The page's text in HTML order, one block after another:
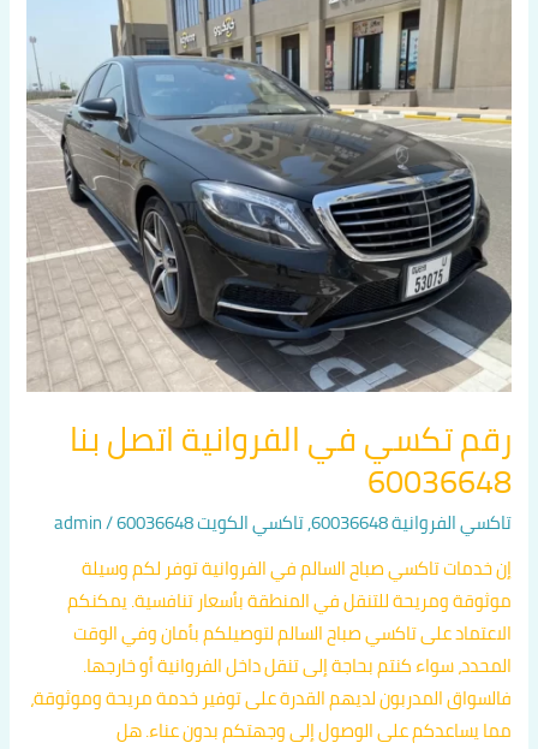
رقم تكسي في الفروانية اتصل بنا
60036648
تاكسي الفروانية 60036648 ,تاكسي الكويت 60036648 /
admin
إن خدمات تاكسي صباح السالم في الفروانية توفر لكم وسيلة
موثوقة ومريحة للتنقل في المنطقة بأسعار تنافسية. يمكنكم
الاعتماد على تاكسي صباح السالم لتوصيلكم بأمان وفي الوقت
المحدد، سواء كنتم بحاجة إلى تنقل داخل الفروانية أو خارجها.
فالسواق المدربون لديهم القدرة على توفير خدمة مريحة وموثوقة،
مما يساعدكم على الوصول إلى وجهتكم بدون عناء. هل
الفروانية
اتصل
60036648